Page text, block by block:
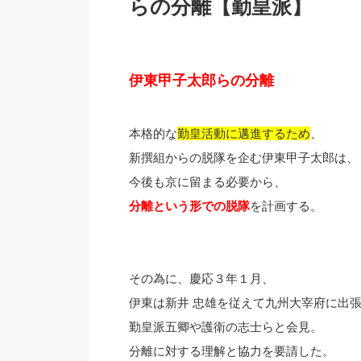
らの分離【勤皇派】
伊東甲子太郎らの分離
本格的な勤皇活動に邁進するため
新撰組からの脱隊を企む伊東甲子太郎は、
今後も京に留まる必要から、
分離という形での脱隊を計画する。
その為に、慶応３年１月、
伊東は新井 忠雄を従えて九州大宰府に出
勤皇派五卿や護衛の志士らと会見。
分離に対する理解と協力を要請した。